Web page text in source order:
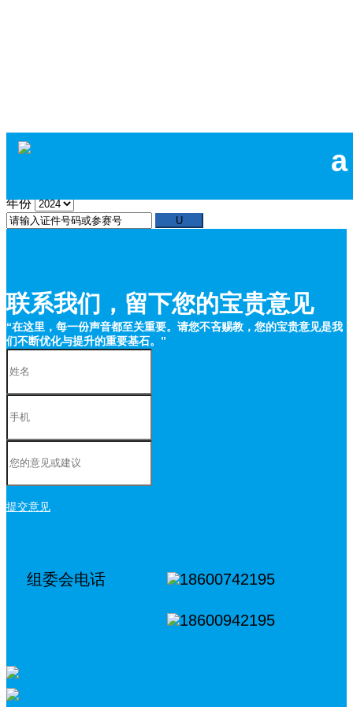
年份
联系我们，留下您的宝贵意见
“在这里，每一份声音都至关重要。请您不吝赐教，您的宝贵意见是我
们不断优化与提升的重要基石。”
提交意见
组委会电话 18600742195
18600942195